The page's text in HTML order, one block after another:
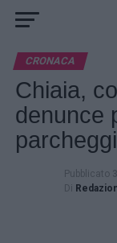
CRONACA
Chiaia,
denunce
Pubblicato
Di